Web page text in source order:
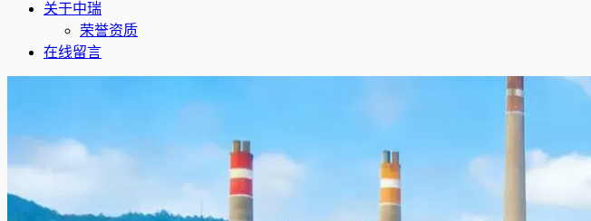
关于中瑞
荣誉资质
在线留言